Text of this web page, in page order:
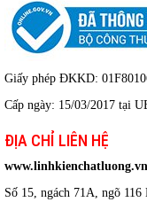
Giấy phép ĐKKD:
Cấp ngày: 15/03/2017 tại
ĐỊA CHỈ LIÊN HỆ
www.linhkienchatluong.vn
Số 15, ngách 71A, ngõ